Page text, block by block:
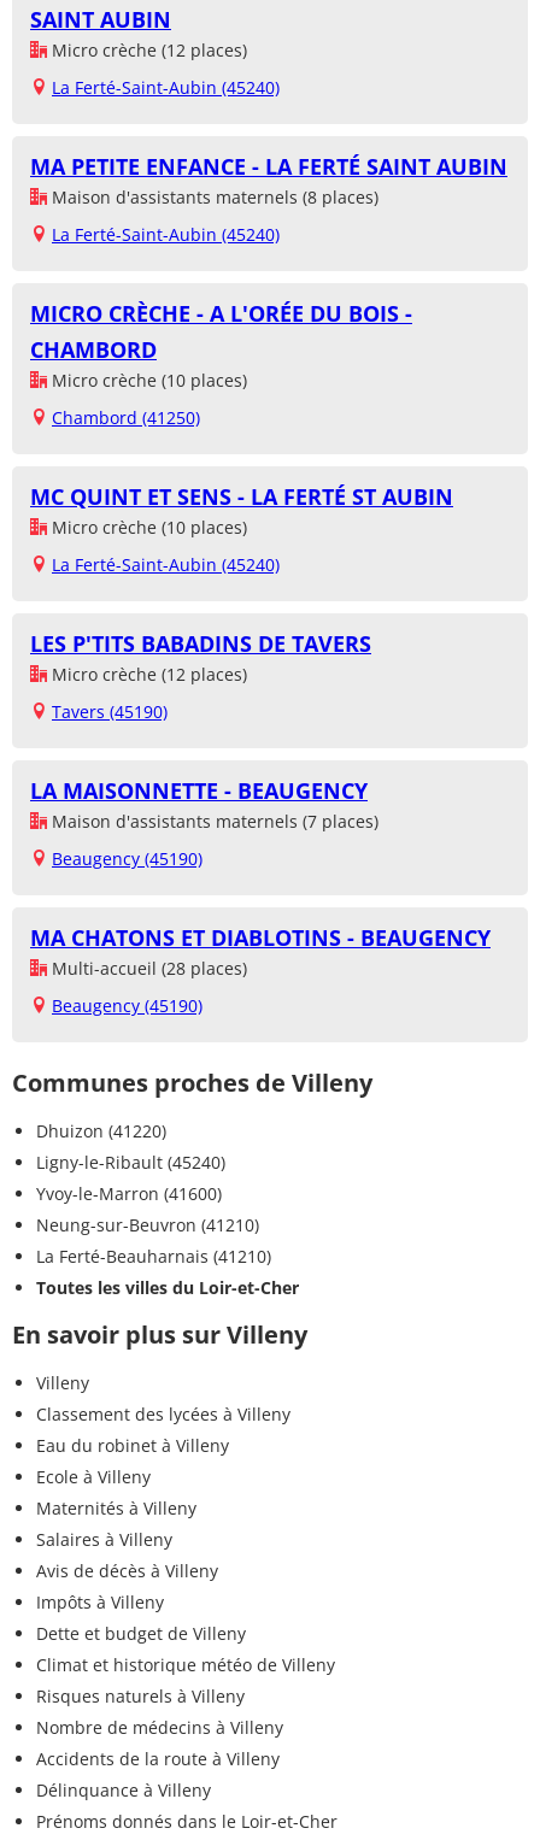
SAINT AUBIN
Micro crèche (12 places)
La Ferté-Saint-Aubin (45240)
MA PETITE ENFANCE - LA FERTÉ SAINT AUBIN
Maison d'assistants maternels (8 places)
La Ferté-Saint-Aubin (45240)
MICRO CRÈCHE - A L'ORÉE DU BOIS -
CHAMBORD
Micro crèche (10 places)
Chambord (41250)
MC QUINT ET SENS - LA FERTÉ ST AUBIN
Micro crèche (10 places)
La Ferté-Saint-Aubin (45240)
LES P'TITS BABADINS DE TAVERS
Micro crèche (12 places)
Tavers (45190)
LA MAISONNETTE - BEAUGENCY
Maison d'assistants maternels (7 places)
Beaugency (45190)
MA CHATONS ET DIABLOTINS - BEAUGENCY
Multi-accueil (28 places)
Beaugency (45190)
Communes proches de Villeny
Dhuizon (41220)
Ligny-le-Ribault (45240)
Yvoy-le-Marron (41600)
Neung-sur-Beuvron (41210)
La Ferté-Beauharnais (41210)
Toutes les villes du Loir-et-Cher
En savoir plus sur Villeny
Villeny
Classement des lycées à Villeny
Eau du robinet à Villeny
Ecole à Villeny
Maternités à Villeny
Salaires à Villeny
Avis de décès à Villeny
Impôts à Villeny
Dette et budget de Villeny
Climat et historique météo de Villeny
Risques naturels à Villeny
Nombre de médecins à Villeny
Accidents de la route à Villeny
Délinquance à Villeny
Prénoms donnés dans le Loir-et-Cher